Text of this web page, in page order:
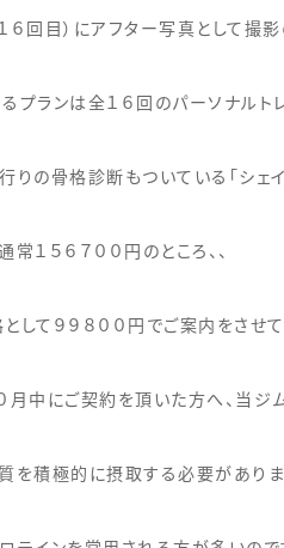
６回目）にアフター写真として撮
プランは全１６回のパーソナル
りの骨格診断もついている「シェ
常１５６７００円のところ、、
して９９８００円でご案内をさせて
月中にご契約を頂いた方へ、当ジ
を積極的に摂取する必要がありま